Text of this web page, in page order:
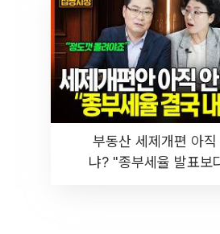
부동산 세제개편 아
냐? "종부세율 발표보